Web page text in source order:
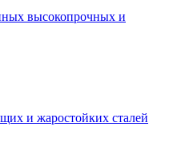
высокопрочных и
и жаростойких сталей